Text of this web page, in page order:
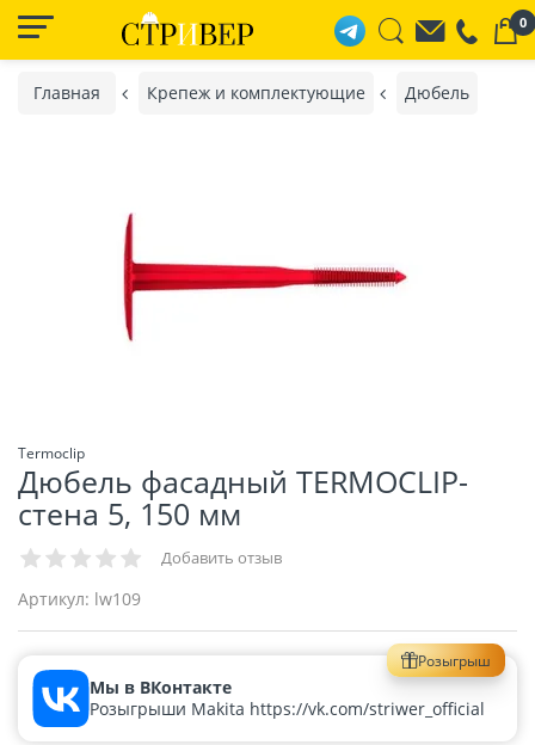
0
Главная Крепеж и комплектующие Дюбель
Termoclip
Дюбель фасадный TERMOCLIP-
стена 5, 150 мм
Добавить отзыв
Артикул: lw109
Розыгрыш
Мы в ВКонтакте
Розыгрыши Makita https://vk.com/striwer_official